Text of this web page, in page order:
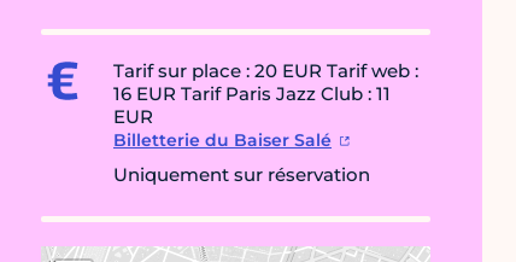
Tarif sur place : 20 EUR Tarif web :
16 EUR Tarif Paris Jazz Club : 11
EUR
Billetterie du Baiser Salé
Uniquement sur réservation